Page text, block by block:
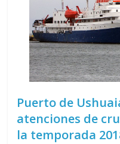
Puerto de
atenciones de
la temporada